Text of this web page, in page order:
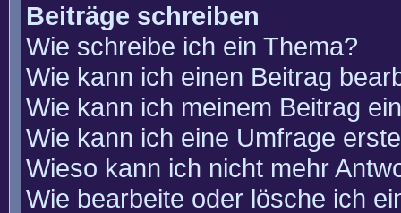
Beiträge schreiben
Wie schreibe ich ein Thema?
Wie kann ich einen Beitrag
Wie kann ich meinem Beitrag
Wie kann ich eine Umfrage
Wieso kann ich nicht mehr
Wie bearbeite oder lösche ich